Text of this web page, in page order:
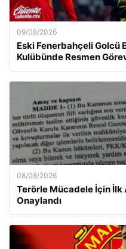
09/08/2026
Eski Fenerbahçeli Golcü
Kulübünde Resmen
08/08/2026
Terörle Mücadele İçin İlk
Onaylandı